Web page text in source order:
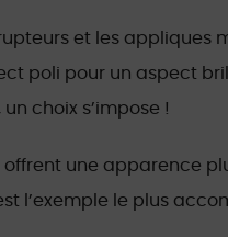
et les appliques
poli pour un aspect
choix s’impose !
une apparence
l’exemple le plus